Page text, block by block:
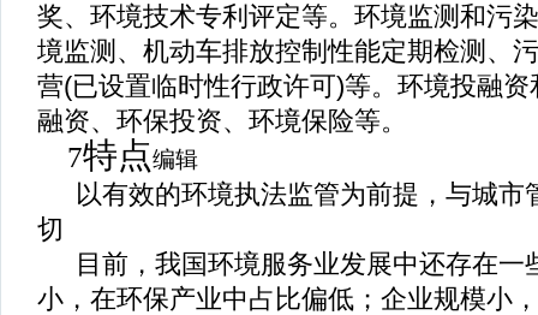
奖、环境技术专利评定等。环境监测和污
境监测、机动车排放控制性能定期检测、
营(已设置临时性行政许可)等。环境投融
融资、环保投资、环境保险等。
7特点编辑
以有效的环境执法监管为前提，与城市
切
目前，我国环境服务业发展中还存在一
小，在环保产业中占比偏低；企业规模小